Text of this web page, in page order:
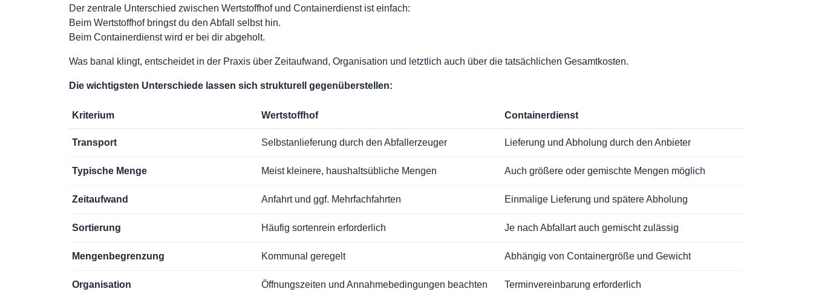
Der zentrale Unterschied zwischen Wertstoffhof und Containerdienst ist einfach:
Beim Wertstoffhof bringst du den Abfall selbst hin.
Beim Containerdienst wird er bei dir abgeholt.
Was banal klingt, entscheidet in der Praxis über Zeitaufwand, Organisation und letztlich auch über die tatsächlichen Gesamtkosten.
Die wichtigsten Unterschiede lassen sich strukturell gegenüberstellen:
Kriterium Wertstoffhof Containerdienst
Transport Selbstanlieferung durch den Abfallerzeuger Lieferung und Abholung durch den Anbieter
Typische Menge Meist kleinere, haushaltsübliche Mengen Auch größere oder gemischte Mengen möglich
Zeitaufwand Anfahrt und ggf. Mehrfachfahrten Einmalige Lieferung und spätere Abholung
Sortierung Häufig sortenrein erforderlich Je nach Abfallart auch gemischt zulässig
Mengenbegrenzung Kommunal geregelt Abhängig von Containergröße und Gewicht
Organisation Öffnungszeiten und Annahmebedingungen beachten Terminvereinbarung erforderlich